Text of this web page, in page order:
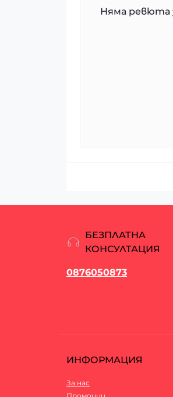
Няма ревюта
БЕЗПЛАТНА
КОНСУЛТАЦИЯ
0876050873
ИНФОРМАЦИЯ
За нас